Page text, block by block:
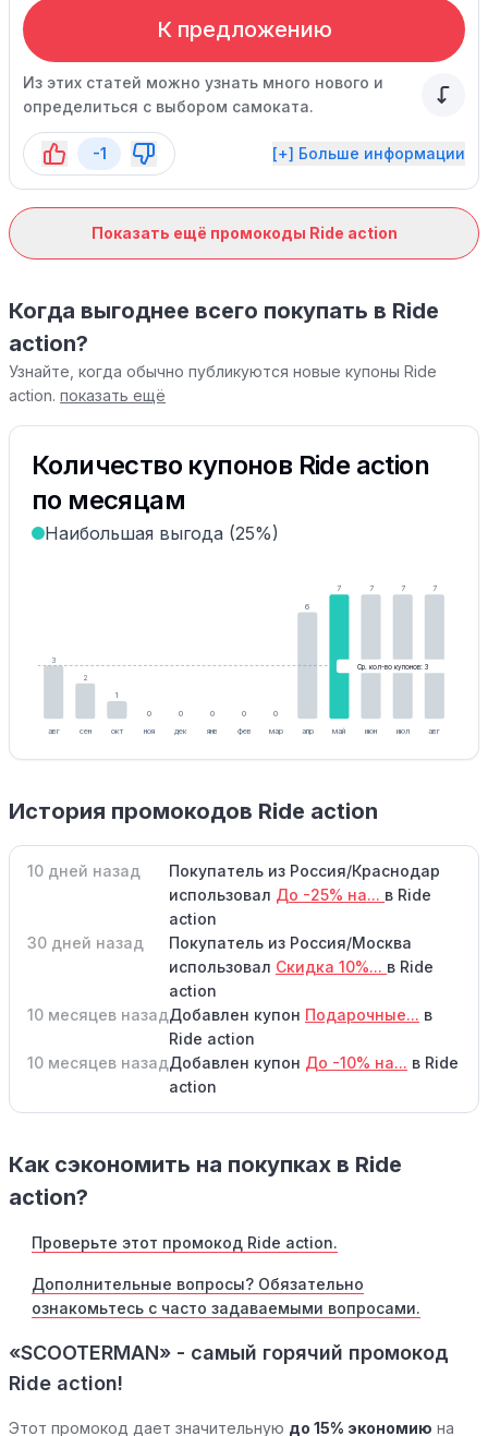
К предложению
Из этих статей можно узнать много нового и
определиться с выбором самоката.
-1 [+] Больше информации
Показать ещё промокоды Ride action
Когда выгоднее всего покупать в Ride
action?
Узнайте, когда обычно публикуются новые купоны Ride
action. показать ещё
Количество купонов Ride action
по месяцам
Наибольшая выгода (25%)
3
авг
2
сен
1
окт
0
ноя
0
дек
0
янв
0
фев
0
мар
6
апр
7
май
7
июн
7
июл
7
авг
Ср. кол-во купонов: 3
История промокодов Ride action
10 дней назад
Покупатель из Россия/Краснодар
использовал До -25% на... в Ride
action
30 дней назад
Покупатель из Россия/Москва
использовал Скидка 10%... в Ride
action
10 месяцев назадДобавлен купон Подарочные... в
Ride action
10 месяцев назадДобавлен купон До -10% на... в Ride
action
Как сэкономить на покупках в Ride
action?
Проверьте этот промокод Ride action.
Дополнительные вопросы? Обязательно
ознакомьтесь с часто задаваемыми вопросами.
«SCOOTERMAN» - самый горячий промокод
Ride action!
Этот промокод дает значительную до 15% экономию на